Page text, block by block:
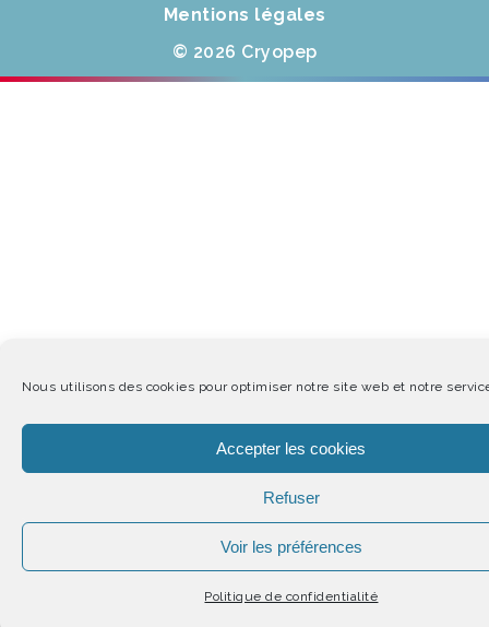
Nous utilisons des cookies pour optimiser notre site web et notre
Accepter les cookies
Refuser
Voir les préférences
Politique de confidentialité
Mentions légales
© 2026 Cryopep